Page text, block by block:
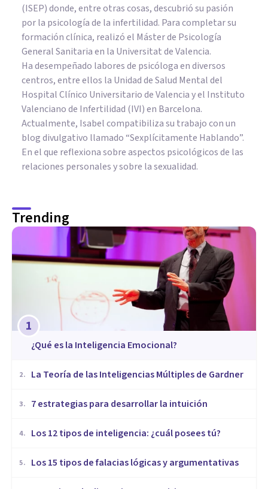
(ISEP) donde, entre otras cosas, descubrió su pasión
por la psicología de la infertilidad. Para completar su
formación clínica, realizó el Máster de Psicología
General Sanitaria en la Universitat de Valencia.
Ha desempeñado labores de psicóloga en diversos
centros, entre ellos la Unidad de Salud Mental del
Hospital Clínico Universitario de Valencia y el Instituto
Valenciano de Infertilidad (IVI) en Barcelona.
Actualmente, Isabel compatibiliza su trabajo con un
blog divulgativo llamado “Sexplícitamente Hablando”.
En el que reflexiona sobre aspectos psicológicos de las
relaciones personales y sobre la sexualidad.
Trending
1
¿Qué es la Inteligencia Emocional?
2. La Teoría de las Inteligencias Múltiples de Gardner
3. 7 estrategias para desarrollar la intuición
4. Los 12 tipos de inteligencia: ¿cuál posees tú?
5. Los 15 tipos de falacias lógicas y argumentativas